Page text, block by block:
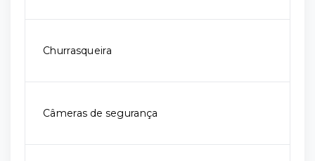
Churrasqueira
Câmeras de segurança